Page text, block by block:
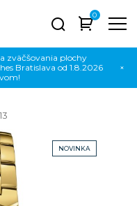
0
zväčšovania plochy
Bratislava od 1.8.2026
×
NOVINKA